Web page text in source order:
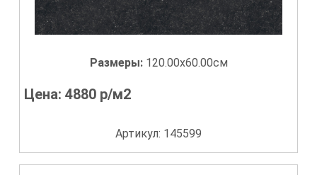
Размеры: 120.00x60.00см
Цена:4880 р/м2
Артикул: 145599